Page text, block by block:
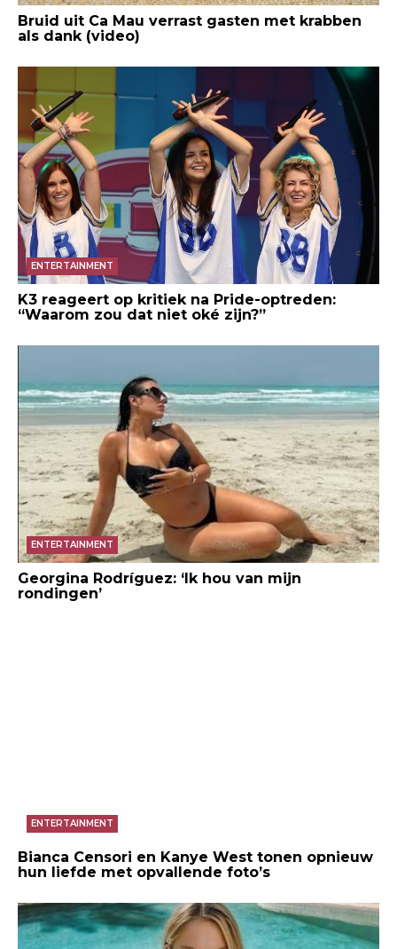
Bruid uit Ca Mau verrast gasten met krabben
als dank (video)
ENTERTAINMENT
K3 reageert op kritiek na Pride-optreden:
“Waarom zou dat niet oké zijn?”
ENTERTAINMENT
Georgina Rodríguez: ‘Ik hou van mijn
rondingen’
ENTERTAINMENT
Bianca Censori en Kanye West tonen opnieuw
hun liefde met opvallende foto’s